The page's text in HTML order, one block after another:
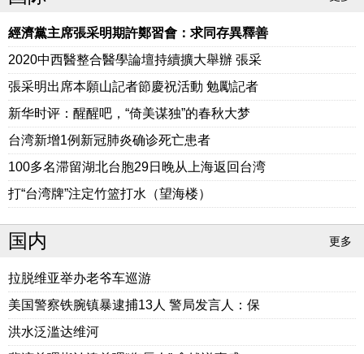
經濟黨主席張采明期許鄭習會：求同存異釋善
2020中西醫整合醫學論壇持續擴大舉辦 張采
張采明出席本願山記者節慶祝活動 勉勵記者
新华时评：醒醒吧，“倚美谋独”的春秋大梦
台湾新增1例新冠肺炎确诊死亡患者
100多名滞留湖北台胞29日晚从上海返回台湾
打“台湾牌”注定竹篮打水（望海楼）
国内 更多
拉脱维亚举办老爷车巡游
美国警察铁腕镇暴逮捕13人 警局发言人：保
洪水泛滥达维河